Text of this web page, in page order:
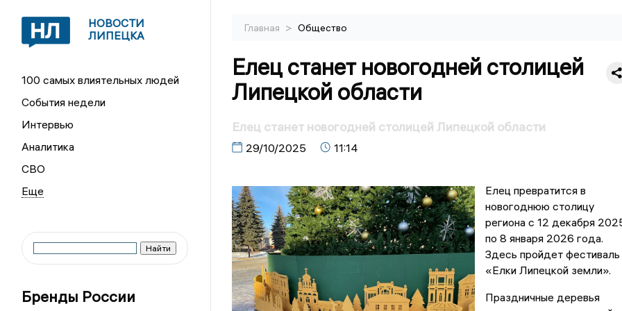
НОВОСТИ
ЛИПЕЦКА
100 самых влиятельных людей
События недели
Интервью
Аналитика
СВО
Бренды России
Главная > Общество
Елец станет новогодней столицей
Липецкой области
Елец станет новогодней столицей Липецкой области
29/10/2025 11:14
Елец превратится в
новогоднюю столицу
региона с 12 декабря
по 8 января 2026 года.
Здесь пройдет фестиваль
«Елки Липецкой земли».
Праздничные деревья